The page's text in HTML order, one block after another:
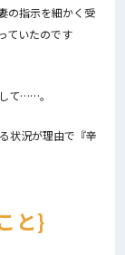
の指示を細かく受
ていたのです
て……。
状況が理由で『辛
と